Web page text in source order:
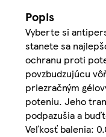
Popis
Vyberte si
stanete sa
ochranu proti
povzbudzujúcu
priezračným
poteniu. Jeho
podpazušia a
Veľkosť balenia: